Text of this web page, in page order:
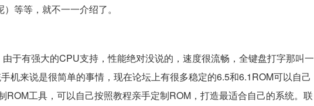
等等，就不一一介绍了。
于有强大的CPU支持，性能绝对没说的，速度很流畅，全键盘打字那叫一
机来说是很简单的事情，现在论坛上有很多稳定的6.5和6.1ROM可以自己
工具，可以自己按照教程亲手定制ROM，打造最适合自己的系统。联